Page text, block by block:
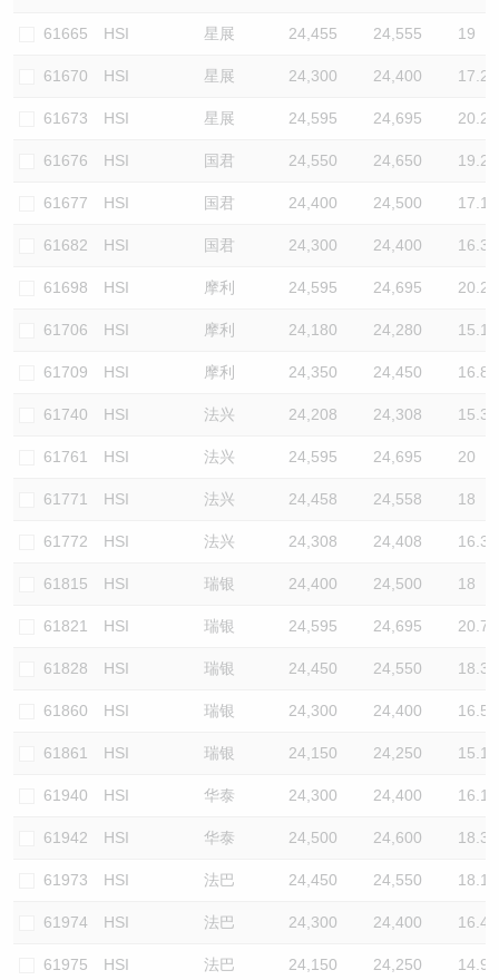
61665 HSI 星展 24,455 24,555 19
61670 HSI 星展 24,300 24,400 17.2
61673 HSI 星展 24,595 24,695 20.2
61676 HSI 国君 24,550 24,650 19.2
61677 HSI 国君 24,400 24,500 17.1
61682 HSI 国君 24,300 24,400 16.3
61698 HSI 摩利 24,595 24,695 20.2
61706 HSI 摩利 24,180 24,280 15.1
61709 HSI 摩利 24,350 24,450 16.8
61740 HSI 法兴 24,208 24,308 15.3
61761 HSI 法兴 24,595 24,695 20
61771 HSI 法兴 24,458 24,558 18
61772 HSI 法兴 24,308 24,408 16.3
61815 HSI 瑞银 24,400 24,500 18
61821 HSI 瑞银 24,595 24,695 20.7
61828 HSI 瑞银 24,450 24,550 18.3
61860 HSI 瑞银 24,300 24,400 16.5
61861 HSI 瑞银 24,150 24,250 15.1
61940 HSI 华泰 24,300 24,400 16.1
61942 HSI 华泰 24,500 24,600 18.3
61973 HSI 法巴 24,450 24,550 18.1
61974 HSI 法巴 24,300 24,400 16.4
61975 HSI 法巴 24,150 24,250 14.9